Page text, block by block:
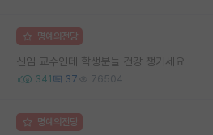
명예의전당
신임 교수인데 학생분들 건강 챙기세요
341 37 76504
명예의전당